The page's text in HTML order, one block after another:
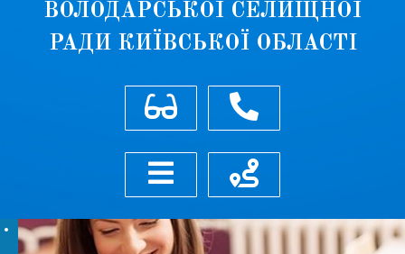
ВОЛОДАРСЬКОЇ СЕЛИЩНОЇ
РАДИ КИЇВСЬКОЇ ОБЛАСТІ